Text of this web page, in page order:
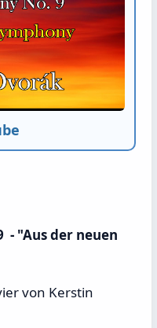
- "Aus der neuen
von Kerstin